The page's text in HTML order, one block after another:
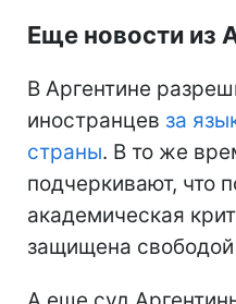
Еще новости из
В Аргентине
иностранцев за
страны. В то же
подчеркивают, что
академическая
защищена свободой